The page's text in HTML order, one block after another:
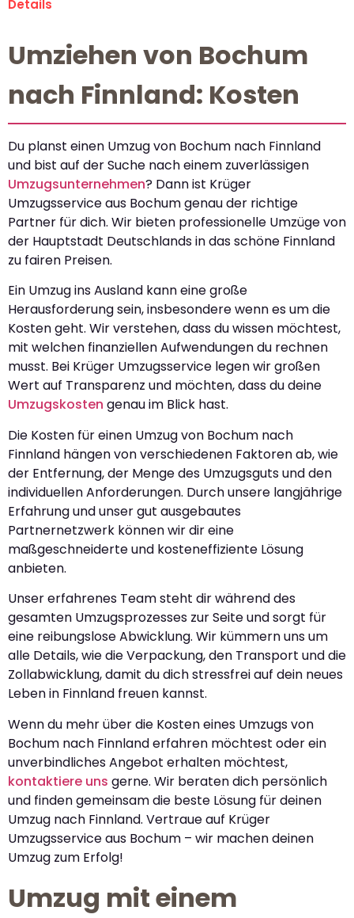
Details
Umziehen von Bochum
nach Finnland: Kosten
Du planst einen Umzug von Bochum nach Finnland
und bist auf der Suche nach einem zuverlässigen
Umzugsunternehmen? Dann ist Krüger
Umzugsservice aus Bochum genau der richtige
Partner für dich. Wir bieten professionelle Umzüge von
der Hauptstadt Deutschlands in das schöne Finnland
zu fairen Preisen.
Ein Umzug ins Ausland kann eine große
Herausforderung sein, insbesondere wenn es um die
Kosten geht. Wir verstehen, dass du wissen möchtest,
mit welchen finanziellen Aufwendungen du rechnen
musst. Bei Krüger Umzugsservice legen wir großen
Wert auf Transparenz und möchten, dass du deine
Umzugskosten genau im Blick hast.
Die Kosten für einen Umzug von Bochum nach
Finnland hängen von verschiedenen Faktoren ab, wie
der Entfernung, der Menge des Umzugsguts und den
individuellen Anforderungen. Durch unsere langjährige
Erfahrung und unser gut ausgebautes
Partnernetzwerk können wir dir eine
maßgeschneiderte und kosteneffiziente Lösung
anbieten.
Unser erfahrenes Team steht dir während des
gesamten Umzugsprozesses zur Seite und sorgt für
eine reibungslose Abwicklung. Wir kümmern uns um
alle Details, wie die Verpackung, den Transport und die
Zollabwicklung, damit du dich stressfrei auf dein neues
Leben in Finnland freuen kannst.
Wenn du mehr über die Kosten eines Umzugs von
Bochum nach Finnland erfahren möchtest oder ein
unverbindliches Angebot erhalten möchtest,
kontaktiere uns gerne. Wir beraten dich persönlich
und finden gemeinsam die beste Lösung für deinen
Umzug nach Finnland. Vertraue auf Krüger
Umzugsservice aus Bochum – wir machen deinen
Umzug zum Erfolg!
Umzug mit einem